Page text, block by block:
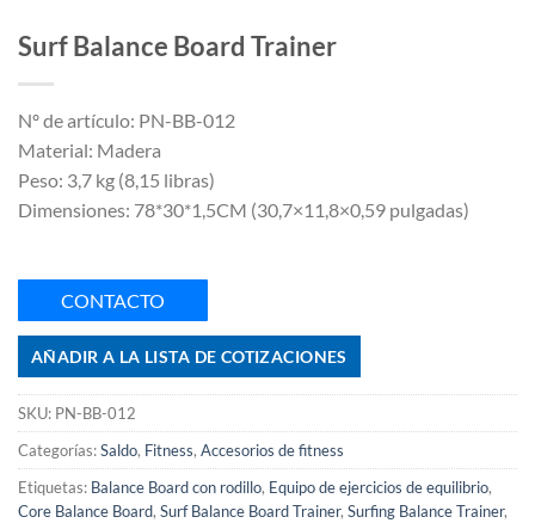
Surf Balance Board Trainer
Nº de artículo: PN-BB-012
Material: Madera
Peso: 3,7 kg (8,15 libras)
Dimensiones: 78*30*1,5CM (30,7×11,8×0,59 pulgadas)
CONTACTO
AÑADIR A LA LISTA DE COTIZACIONES
SKU: PN-BB-012
Categorías:Saldo, Fitness, Accesorios de fitness
Etiquetas: Balance Board con rodillo, Equipo de ejercicios de equilibrio,
Core Balance Board, Surf Balance Board Trainer, Surfing Balance Trainer,